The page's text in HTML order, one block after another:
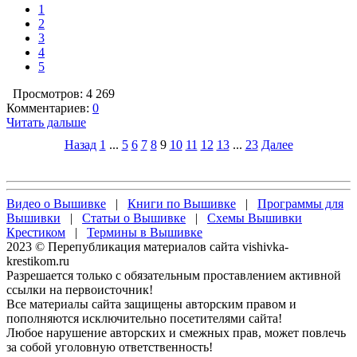
1
2
3
4
5
Просмотров: 4 269
Комментариев: 0
Читать дальше
Назад 1 ... 5 6 7 8 9 10 11 12 13 ... 23 Далее
Видео о Вышивке | Книги по Вышивке | Программы для
Вышивки | Статьи о Вышивке | Схемы Вышивки
Крестиком | Термины в Вышивке
2023 © Перепубликация материалов сайта vishivka-
krestikom.ru
Разрешается только с обязательным проставлением активной
ссылки на первоисточник!
Все материалы сайта защищены авторским правом и
пополняются исключительно посетителями сайта!
Любое нарушение авторских и смежных прав, может повлечь
за собой уголовную ответственность!